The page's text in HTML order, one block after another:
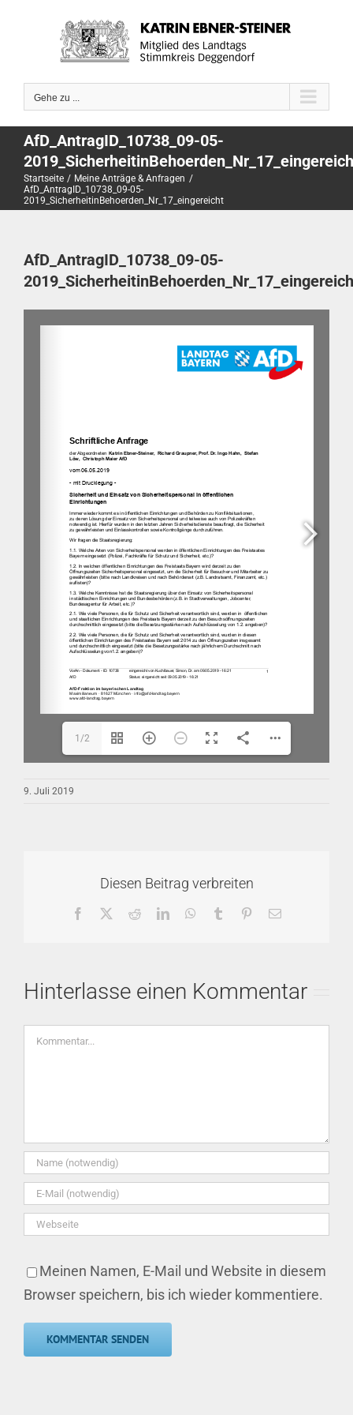
Gehe zu ...
AfD_AntragID_10738_09-05-
Startseite
Meine Anträge & Anfragen
AfD_AntragID_10738_09-05-
2019_SicherheitinBehoerden_Nr_17_eingereicht
AfD_AntragID_10738_09-05-
1/2
9. Juli 2019
Diesen Beitrag verbreiten
Facebook RedditLinkedInWhatsApp
Tumblr Pinterest
E-
Hinterlasse einen Kommentar
Kommentar
Meinen Namen, E-Mail und Website in diesem
Browser speichern, bis ich wieder kommentiere.